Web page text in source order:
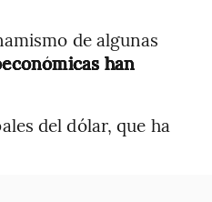
de algunas
han
del dólar, que ha